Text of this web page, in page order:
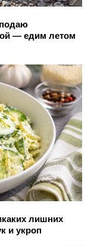
— едим летом
лишних
и укроп